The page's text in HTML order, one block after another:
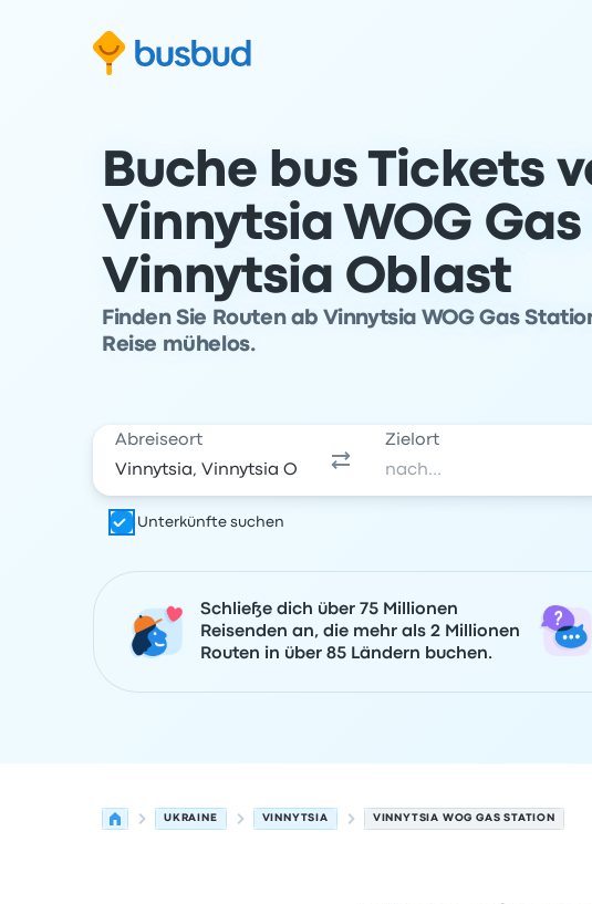
Suchformular springen
Zum Inhalt springen
Zur Fußzeile springen
Buche bus Tickets
Vinnytsia WOG
Vinnytsia Oblast
Finden Sie Routen ab Vinnytsia WOG Gas
Reise mühelos.
Abreiseort Zielort
Unterkünfte suchen
Schließe dich über 75 Millionen
Reisenden an, die mehr als 2 Millionen
Routen in über 85 Ländern buchen.
UKRAINE VINNYTSIA VINNYTSIA WOG GAS STATION